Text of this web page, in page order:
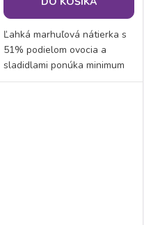
Ľahká marhuľová nátierka s
51% podielom ovocia a
sladidlami ponúka minimum
cukru, skvelú chuť a žiadne